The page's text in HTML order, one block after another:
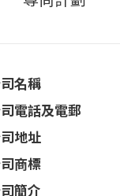
名稱
電話及電郵
地址
商標
簡介